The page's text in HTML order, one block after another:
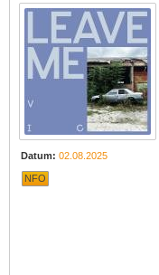
Datum: 02.08.2025
NFO